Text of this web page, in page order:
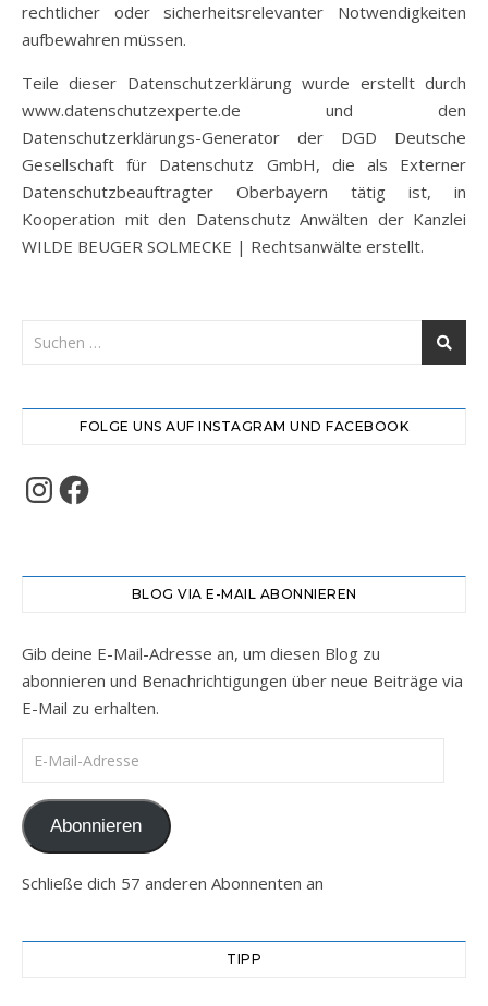
rechtlicher oder sicherheitsrelevanter Notwendigkeiten
aufbewahren müssen.
Teile dieser Datenschutzerklärung wurde erstellt durch
www.datenschutzexperte.de und den
Datenschutzerklärungs-Generator der DGD Deutsche
Gesellschaft für Datenschutz GmbH, die als Externer
Datenschutzbeauftragter Oberbayern tätig ist, in
Kooperation mit den Datenschutz Anwälten der Kanzlei
WILDE BEUGER SOLMECKE | Rechtsanwälte erstellt.
FOLGE UNS AUF INSTAGRAM UND FACEBOOK
Instagram
Facebook
BLOG VIA E-MAIL ABONNIEREN
Gib deine E-Mail-Adresse an, um diesen Blog zu
abonnieren und Benachrichtigungen über neue Beiträge via
E-Mail zu erhalten.
E-Mail-Adresse
Abonnieren
Schließe dich 57 anderen Abonnenten an
TIPP